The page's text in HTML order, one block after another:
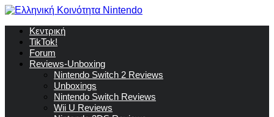
Κεντρική
TikTok!
Forum
Reviews-Unboxing
Nintendo Switch 2 Reviews
Unboxings
Nintendo Switch Reviews
Wii U Reviews